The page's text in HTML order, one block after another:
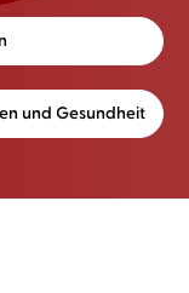
und Gesundheit